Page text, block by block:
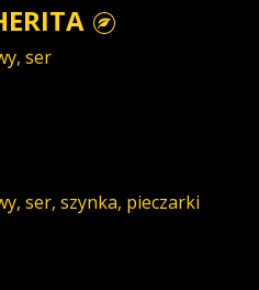
ser
ser, szynka, pieczarki